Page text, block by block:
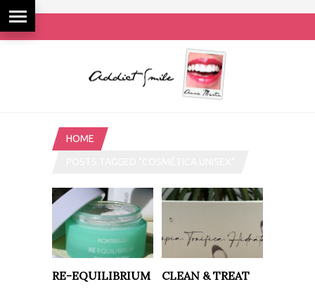
HOME
RE-EQUILIBRIUM CLEAN & TREAT